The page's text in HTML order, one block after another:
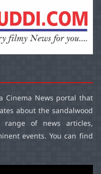
Cinema News portal that
about the sandalwood
of news articles,
events. You can find